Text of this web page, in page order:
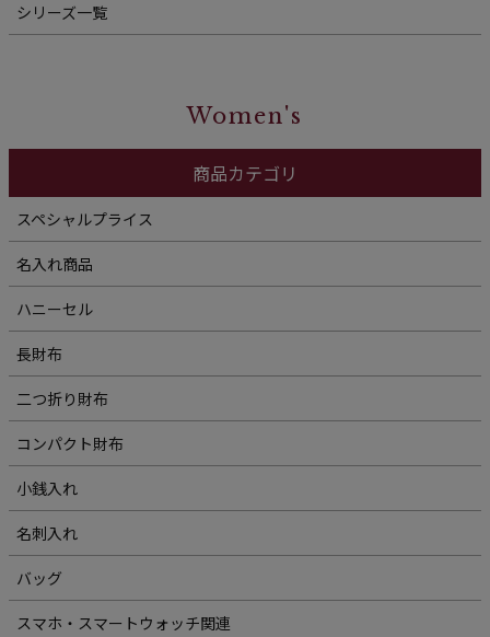
シリーズ一覧
Women's
商品カテゴリ
スペシャルプライス
名入れ商品
ハニーセル
長財布
二つ折り財布
コンパクト財布
小銭入れ
名刺入れ
バッグ
スマホ・スマートウォッチ関連